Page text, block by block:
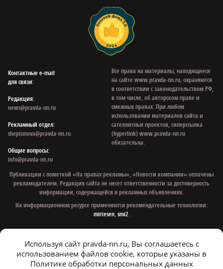
Контактные e‑mail
для связи:
Редакция:
news@pravda-nn.ru
Рекламный отдел:
sheptunova@pravda-nn.ru
Общие вопросы:
info@pravda-nn.ru
Все права на материалы, находящиеся
на сайте www.pravda-nn.ru, охраняются
в соответствии с законодательством РФ,
в том числе, об авторском праве и
смежных правах. При любом
использовании материалов сайта и
сателлитных проектов, гиперссылка
(hyperlink) www.pravda-nn.ru
обязательна.
Публикации с пометкой «На правах рекламы», «Новости компании» оплачены
рекламодателем. Редакция сайта не несет ответственности за достоверность
информации, содержащейся в рекламных объявлениях.
На информационном ресурсе применяются рекомендательные технологии:
mirtesen,smi2.
© 1997 - 2026 Газета «Нижегородская правда»
Политика конфиденциальности
Используя сайт pravda-nn.ru, Вы соглашаетесь с
использованием файлов cookie, которые указаны в
Политике обработки персональных данных